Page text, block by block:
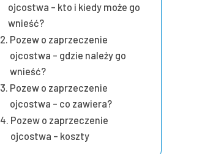
ojcostwa – kto i kiedy może go
wnieść?
Pozew o zaprzeczenie
ojcostwa – gdzie należy go
wnieść?
Pozew o zaprzeczenie
ojcostwa – co zawiera?
Pozew o zaprzeczenie
ojcostwa – koszty